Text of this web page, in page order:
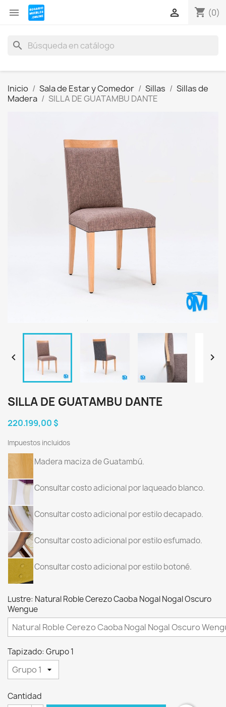
 shopping_cart (0)

search
Inicio Sala de Estar y Comedor Sillas
Sillas de
Madera
SILLA DE GUATAMBU DANTE
 
SILLA DE GUATAMBU DANTE
220.199,00 $
Impuestos incluidos
Madera maciza de Guatambú.
Consultar costo adicional por laqueado blanco.
Consultar costo adicional por estilo decapado.
Consultar costo adicional por estilo esfumado.
Consultar costo adicional por estilo botoné.
Lustre: Natural Roble Cerezo Caoba Nogal Nogal Oscuro
Wengue
Tapizado: Grupo 1
Cantidad